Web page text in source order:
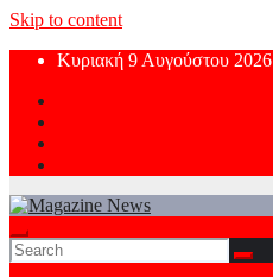
Skip to content
Κυριακή 9 Αυγούστου 2026